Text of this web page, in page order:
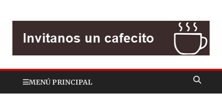
MENÚ PRINCIPAL